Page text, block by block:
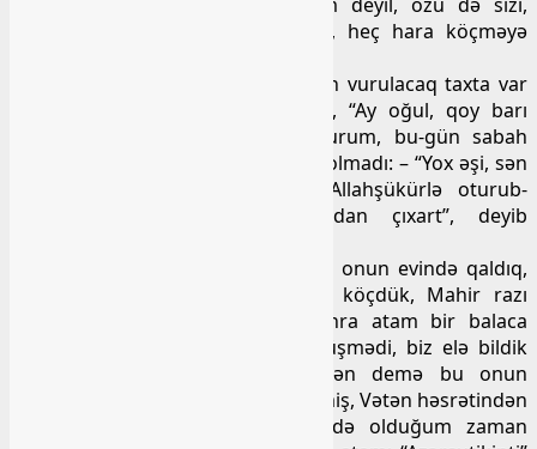
buradan yaxşı bir ev tapmayınca, heç hara köçməyə
Otağın birində evin döşəməsi üçün vurulacaq taxta var
idi, atam da bunu nəzərə alaraq, “Ay oğul, qoy barı
axşamlar bu otaqların “polun” vurum, bu-gün sabah
toyun olacaq”. Mahir buna da razı olmadı: – “Yox əşi, sən
o boyda məscidin axundusan, Allahşükürlə oturub-
durursan, daha ustalığı yadından çıxart”, deyib
Biz nə az, nə də çox, düz dörd ay onun evində qaldıq,
sonra bir yataqxana tapıb oraya köçdük, Mahir razı
olmasa da… Ondan dörd ay sonra atam bir balaca
xəstələndi, bir həftə qızdırması düşmədi, biz elə bildik
sadəcə soyuqdəymədir. Amma sən demə bu onun
ömrünün ilk və sonuncu xəstəliyi imiş, Vətən həsrətindən
infarkt! Bir gün mən universitetdə olduğum zaman